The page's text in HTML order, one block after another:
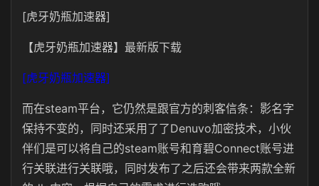
[虎牙奶瓶加速器]
【虎牙奶瓶加速器】最新版下载
[虎牙奶瓶加速器]
而在steam平台，它仍然是跟官方的刺客信条：影名字
保持不变的，同时还采用了了Denuvo加密技术，小伙
伴们是可以将自己的steam账号和育碧Connect账号进
行关联进行关联哦，同时发布了之后还会带来两款全新